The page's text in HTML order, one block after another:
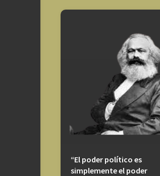
“El poder político es
simplemente el poder